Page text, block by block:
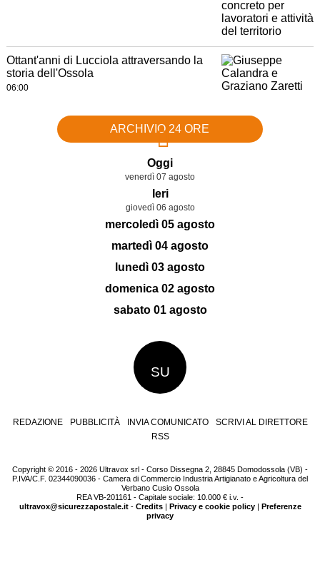
Ottant'anni di Lucciola attraversando la
storia dell'Ossola
06:00
ARCHIVIO 24 ORE
Oggi
venerdì 07 agosto
Ieri
giovedì 06 agosto
mercoledì 05 agosto
martedì 04 agosto
lunedì 03 agosto
domenica 02 agosto
sabato 01 agosto
SU
REDAZIONE PUBBLICITÀ INVIA COMUNICATO
SCRIVI AL DIRETTORE
RSS
Copyright © 2016 - 2026 Ultravox srl - Corso Dissegna 2, 28845 Domodossola (VB) -
P.IVA/C.F. 02344090036 - Camera di Commercio Industria Artigianato e Agricoltura del
Verbano Cusio Ossola
REA VB-201161 - Capitale sociale: 10.000 € i.v. -
ultravox@sicurezzapostale.it- Credits| Privacy e cookie policy| Preferenze
privacy